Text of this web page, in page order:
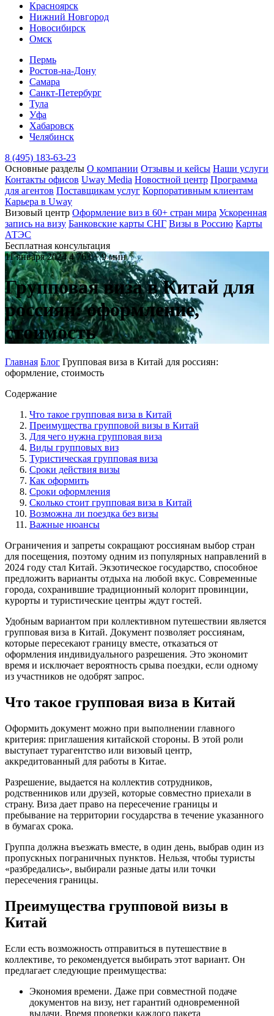
Красноярск
Нижний Новгород
Новосибирск
Омск
Пермь
Ростов-на-Дону
Самара
Санкт-Петербург
Тула
Уфа
Хабаровск
Челябинск
8 (495) 183-63-23
Основные разделы О компании Отзывы и кейсы Наши услуги
Контакты офисов Uway Media Новостной центр Программа
для агентов Поставщикам услуг Корпоративным клиентам
Карьера в Uway
Визовый центр Оформление виз в 60+ стран мира Ускоренная
запись на визу Банковские карты СНГ Визы в Россию Карты
АТЭС
Бесплатная консультация
11 января 2024 4 763 ~ 9 мин
Групповая виза в Китай для
россиян: оформление,
стоимость
Главная Блог Групповая виза в Китай для россиян:
оформление, стоимость
Содержание
Что такое групповая виза в Китай
Преимущества групповой визы в Китай
Для чего нужна групповая виза
Виды групповых виз
Туристическая групповая виза
Сроки действия визы
Как оформить
Сроки оформления
Сколько стоит групповая виза в Китай
Возможна ли поездка без визы
Важные нюансы
Ограничения и запреты сокращают россиянам выбор стран
для посещения, поэтому одним из популярных направлений в
2024 году стал Китай. Экзотическое государство, способное
предложить варианты отдыха на любой вкус. Современные
города, сохранившие традиционный колорит провинции,
курорты и туристические центры ждут гостей.
Удобным вариантом при коллективном путешествии является
групповая виза в Китай. Документ позволяет россиянам,
которые пересекают границу вместе, отказаться от
оформления индивидуального разрешения. Это экономит
время и исключает вероятность срыва поездки, если одному
из участников не одобрят запрос.
Что такое групповая виза в Китай
Оформить документ можно при выполнении главного
критерия: приглашения китайской стороны. В этой роли
выступает турагентство или визовый центр,
аккредитованный для работы в Китае.
Разрешение, выдается на коллектив сотрудников,
родственников или друзей, которые совместно приехали в
страну. Виза дает право на пересечение границы и
пребывание на территории государства в течение указанного
в бумагах срока.
Группа должна въезжать вместе, в один день, выбрав один из
пропускных пограничных пунктов. Нельзя, чтобы туристы
«разбредались», выбирали разные даты или точки
пересечения границы.
Преимущества групповой визы в
Китай
Если есть возможность отправиться в путешествие в
коллективе, то рекомендуется выбирать этот вариант. Он
предлагает следующие преимущества:
Экономия времени. Даже при совместной подаче
документов на визу, нет гарантий одновременной
выдачи. Время проверки каждого пакета